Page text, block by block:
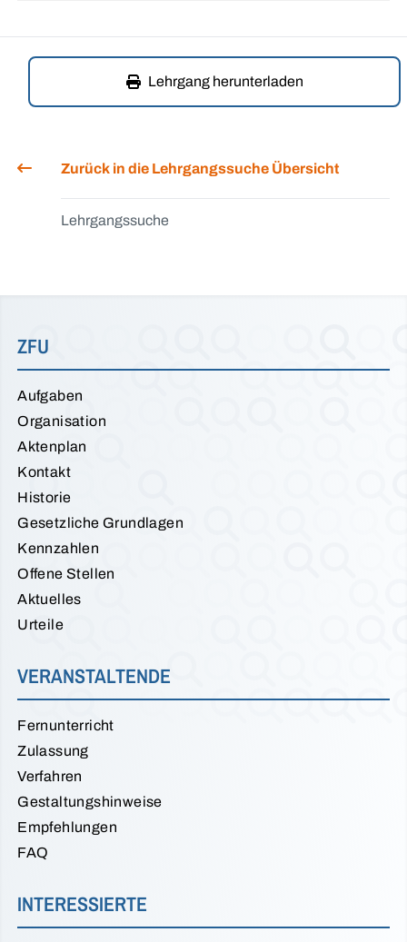
Lehrgang herunterladen
Zurück in die Lehrgangssuche Übersicht
Lehrgangssuche
ZFU
Aufgaben
Organisation
Aktenplan
Kontakt
Historie
Gesetzliche Grundlagen
Kennzahlen
Offene Stellen
Aktuelles
Urteile
VERANSTALTENDE
Fernunterricht
Zulassung
Verfahren
Gestaltungshinweise
Empfehlungen
FAQ
INTERESSIERTE